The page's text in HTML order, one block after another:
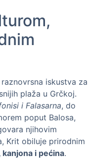
iskustva za
plaža u Grčkoj.
i Falasarna, do
poput Balosa,
njihovim
Krit obiluje prirodnim
i pećina.